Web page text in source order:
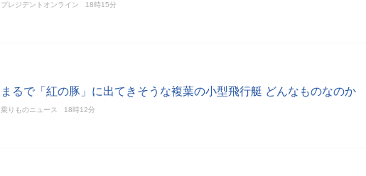
プレジデントオンライン 18時15分
まるで「紅の豚」に出てきそうな複葉の小型飛行艇 どんなものなのか
乗りものニュース 18時12分